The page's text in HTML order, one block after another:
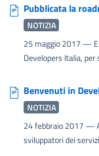
Pubblicata la
NOTIZIA
25 maggio 2017 —
Developers Italia,
Benvenuti in
NOTIZIA
24 febbraio 2017 —
sviluppatori dei